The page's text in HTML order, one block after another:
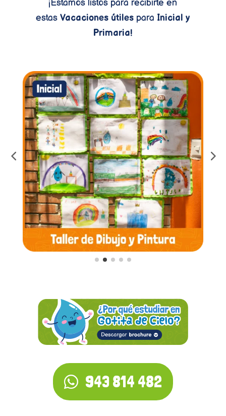
¡Estamos listos para recibirte en
estasVacaciones útiles para Inicial y
Primaria!
943 814 482